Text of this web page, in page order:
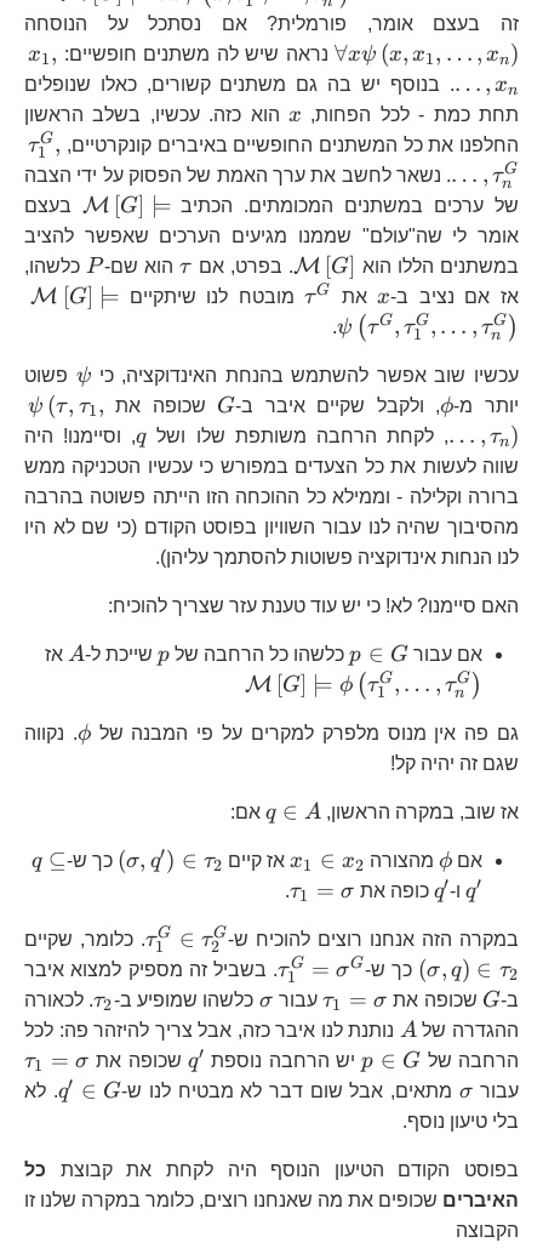
זה בעצם אומר, פורמלית? אם נסתכל על הנוסחה
∀xψ (x, x1, … , xn) נראה שיש לה משתנים חופשיים: x1,
… , xn
. בנוסף יש בה גם משתנים קשורים, כאלו שנופלים
תחת כמת - לכל הפחות,
x x הוא כזה. עכשיו, בשלב הראשון
החלפנו את כל המשתנים החופשיים באיברים קונקרטיים,
τ1
G ,
… , τn
G
. נשאר לחשב את ערך האמת של הפסוק על ידי הצבה
של ערכים במשתנים המכומתים. הכתיב
M [G] ⊨
בעצם
אומר לי שה"עולם" שממנו מגיעים הערכים שאפשר להציב
במשתנים הללו הוא
\mathcal{M}\left[G\right]
M [G] . בפרט, אם \tau
τהוא שם- P
P כלשהו,
אז אם נציב ב-
x xאת \tau^{G}
τG מובטח לנו שיתקיים M [G] ⊨
ψ (τG , τ1
G , … , τn
G )
.
עכשיו שוב אפשר להשתמש בהנחת האינדוקציה, כי
\psi
ψ פשוט
יותר מ-
\phi ϕ, ולקבל שקיים איבר ב-
G
G שכופה את ψ (τ, τ1,
… , τn) , לקחת הרחבה משותפת שלו ושל
q
q, וסיימנו! היה
שווה לעשות את כל הצעדים במפורש כי עכשיו הטכניקה ממש
ברורה וקלילה - וממילא כל ההוכחה הזו הייתה פשוטה בהרבה
מהסיבוך שהיה לנו עבור השוויון בפוסט הקודם (כי שם לא היו
לנו הנחות אינדוקציה פשוטות להסתמך עליהן).
האם סיימנו? לא! כי יש עוד טענת עזר שצריך להוכיח:
אם עבור
p\in
p ∈ G כלשהו כל הרחבה שלp
pשייכת ל- A
A אז
M [G] ⊨ ϕ (τ1
G , … , τn
G )
גם פה אין מנוס מלפרק למקרים על פי המבנה של
\phi
ϕ. נקווה
שגם זה יהיה קל!
אז שוב, במקרה הראשון, q\in
q ∈ A אם:
אם \phi ϕ מהצורה
x_{1}\in
x_{2}
x1 ∈ x2 אז קיים (σ, q′) ∈ τ2 כך ש- q ⊆
q′ ו- q′ כופה את
\tau_{1}=\sigma
τ1 = σ
.
במקרה הזה אנחנו רוצים להוכיח ש- τ1
G ∈ τ2
G . כלומר, שקיים
(σ, q) ∈ τ2 כך ש- τ1
G = σG
. בשביל זה מספיק למצוא איבר
ב-
G G שכופה את\tau_{1}=\sigma
τ1 = σ עבור
\sigma
σ כלשהו שמופיע ב- \tau_{2}
τ2 . לכאורה
ההגדרה של
A A נותנת לנו איבר כזה, אבל צריך להיזהר פה: לכל
הרחבה של
p\in
G
p ∈ G יש הרחבה נוספתq^{\prime}
q′ שכופה את τ1 = σ
עבור \sigma σ מתאים, אבל שום דבר לא מבטיח לנו ש-
G
q′ ∈ G
. לא
בלי טיעון נוסף.
בפוסט הקודם הטיעון הנוסף היה לקחת את קבוצת כל
האיברים שכופים את מה שאנחנו רוצים, כלומר במקרה שלנו זו
הקבוצה